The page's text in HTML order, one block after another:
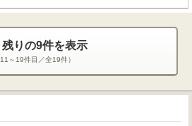
残りの9件を表示
11～19件目／全19件）